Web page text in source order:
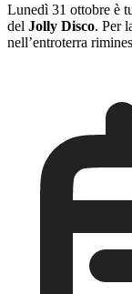
Lunedì 31 ottobre è
del Jolly Disco. Per
nell’entroterra